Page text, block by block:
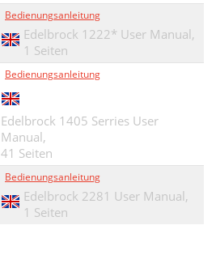
Bedienungsanleitung
Edelbrock 1222* User Manual,
1 Seiten
Bedienungsanleitung
Edelbrock 1405 Serries User
Manual,
41 Seiten
Bedienungsanleitung
Edelbrock 2281 User Manual,
1 Seiten